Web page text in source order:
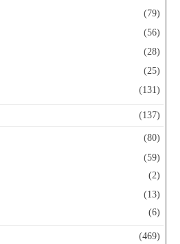
(79)
(56)
(28)
(25)
(131)
(137)
(80)
(59)
(2)
(13)
(6)
(469)